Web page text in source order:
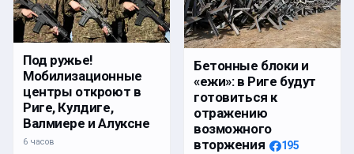
Под ружье!
Мобилизационные
центры откроют в
Риге, Кулдиге,
Валмиере и Алуксне
6 часов
Бетонные блоки и
«ежи»: в Риге будут
готовиться к
отражению
возможного
вторжения
195